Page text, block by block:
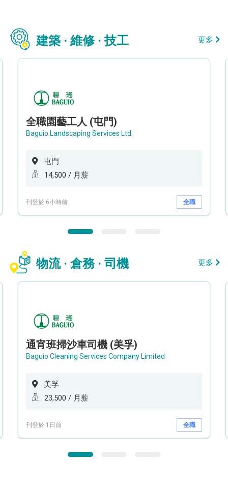
建築 · 維修 · 技工 更多
全職園藝工人 (屯門)
Baguio Landscaping Services Ltd.
屯門
14,500 / 月薪
刊登於 6小時前 全職
物流 · 倉務 · 司機 更多
通宵班掃沙車司機 (美孚)
Baguio Cleaning Services Company Limited
美孚
23,500 / 月薪
刊登於 1日前 全職